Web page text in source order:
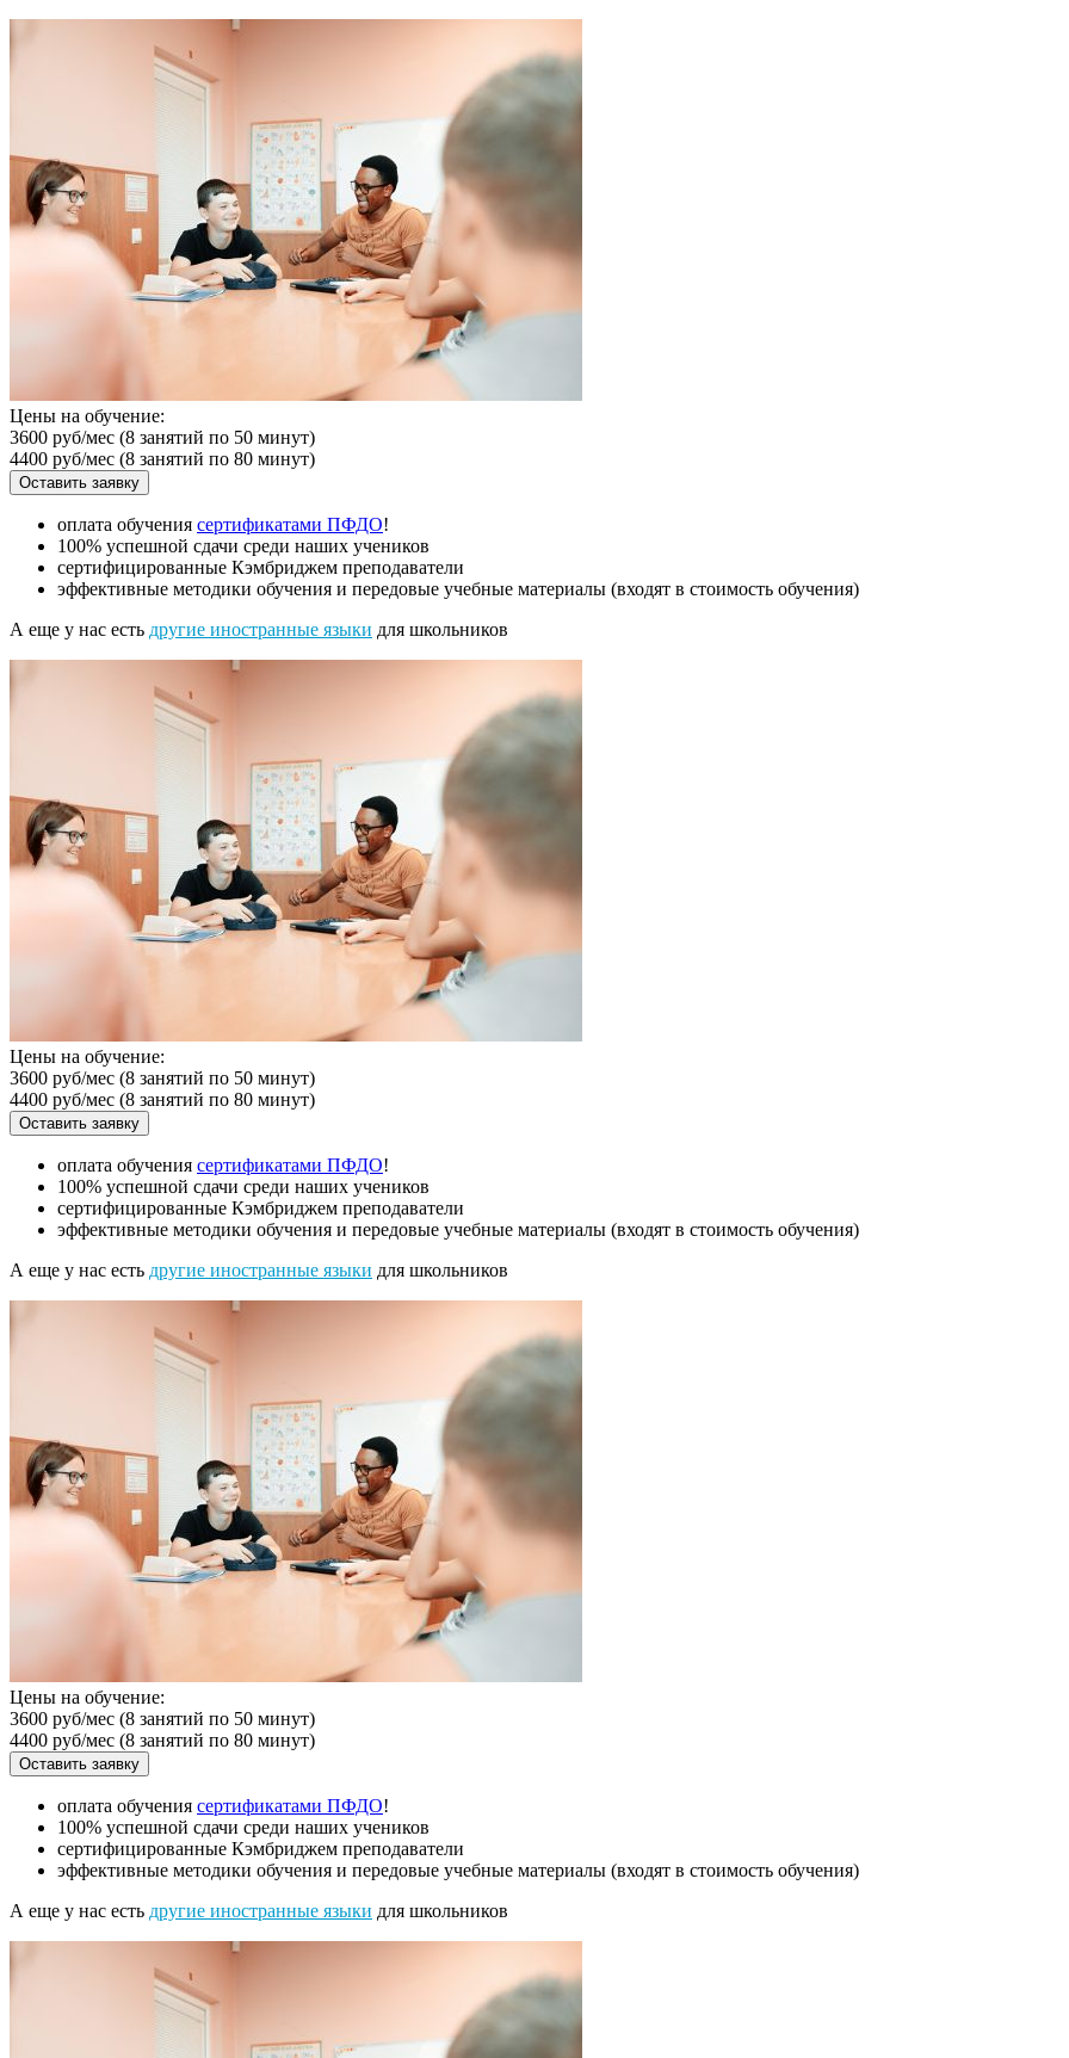
Цены на обучение:
3600 руб/мес (8 занятий по 50 минут)
4400 руб/мес (8 занятий по 80 минут)
Оставить заявку
оплата обучения сертификатами ПФДО!
100% успешной сдачи среди наших учеников
сертифицированные Кэмбриджем преподаватели
эффективные методики обучения и передовые учебные материалы (входят в стоимость обучения)
А еще у нас есть другие иностранные языки для школьников
Цены на обучение:
3600 руб/мес (8 занятий по 50 минут)
4400 руб/мес (8 занятий по 80 минут)
Оставить заявку
оплата обучения сертификатами ПФДО!
100% успешной сдачи среди наших учеников
сертифицированные Кэмбриджем преподаватели
эффективные методики обучения и передовые учебные материалы (входят в стоимость обучения)
А еще у нас есть другие иностранные языки для школьников
Цены на обучение:
3600 руб/мес (8 занятий по 50 минут)
4400 руб/мес (8 занятий по 80 минут)
Оставить заявку
оплата обучения сертификатами ПФДО!
100% успешной сдачи среди наших учеников
сертифицированные Кэмбриджем преподаватели
эффективные методики обучения и передовые учебные материалы (входят в стоимость обучения)
А еще у нас есть другие иностранные языки для школьников